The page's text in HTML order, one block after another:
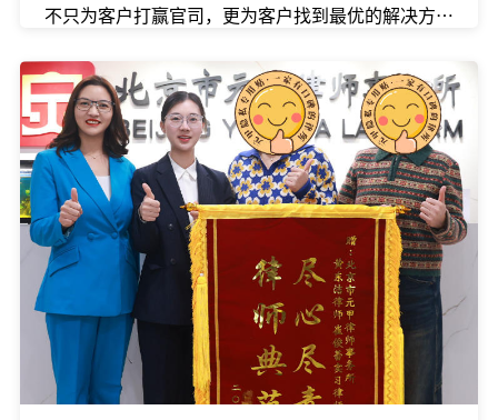
不只为客户打赢官司，更为客户找到最优的解决方案。